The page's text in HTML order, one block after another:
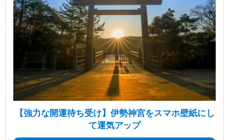
【強力な開運待ち受け】伊勢神宮をスマホ壁紙にし
て運気アップ